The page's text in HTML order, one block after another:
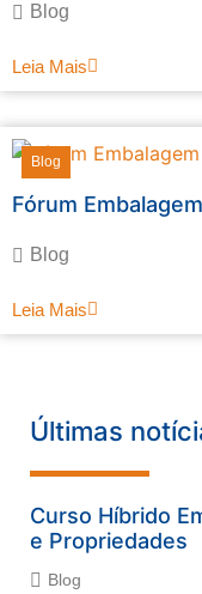
Blog
Leia Mais
Blog
Fórum
Blog
Leia Mais
Últimas
Curso Híbrido
e Propriedades
Blog